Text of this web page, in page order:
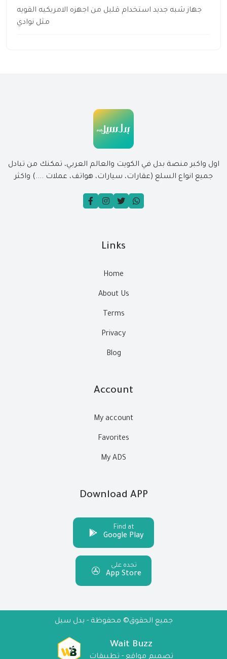
جهاز شبه جديد استخدام قليل من اجهزه الامريكيه القويه
مثل نوادي
اول واكبر منصة بدل في الكويت والعالم العربي، تمكنك من تبادل
جميع انواع السلع (عقارات، سيارات، هواتف، عملات ....) واكثر
Links
Home
About Us
Terms
Privacy
Blog
Account
My account
Favorites
My ADS
Download APP
Find at
Google Play
تجده على
App Store
جميع الحقوق© محفوظة - بدل سيل
Wait Buzz
تصميم مواقع - تطبيقات